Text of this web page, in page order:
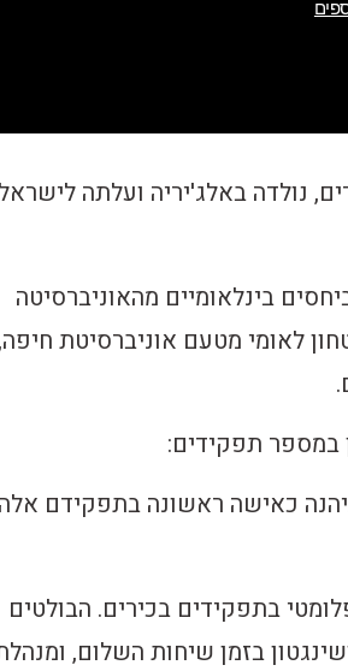
ירון, נשואה + 2 ילדים ו-3 נכדים, נולדה באלג'יריה ועלתה לישראל
בינלאומיים מהאוניברסיטה
לאומי מטעם אוניברסיטת
במספר תפקידים:
כאישה ראשונה בתפקידם אלה
הדיפלומטי בתפקידים בכירים. הבולטים
בזמן שיחות השלום,